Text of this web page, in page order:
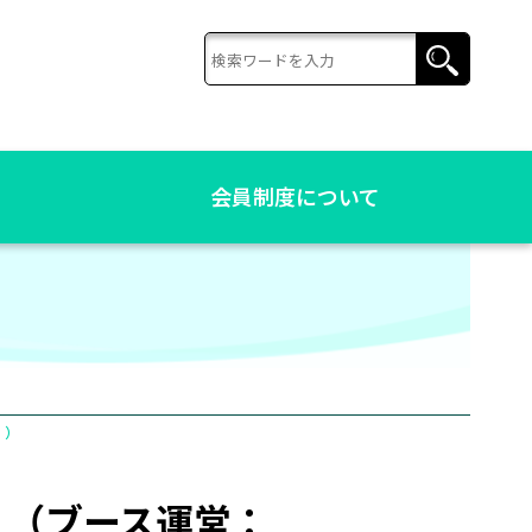
会員制度について
ブース運営：